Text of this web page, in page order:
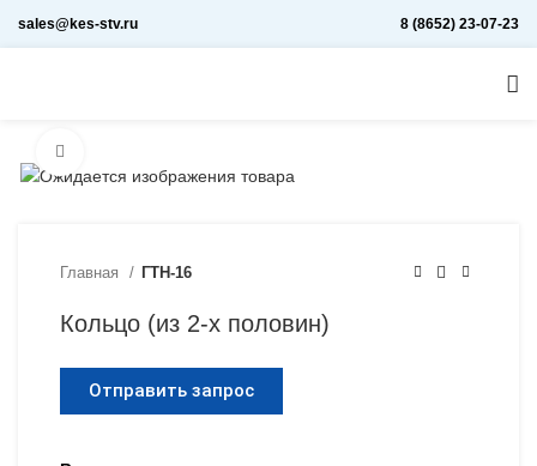
sales@kes-stv.ru 8 (8652) 23-07-23
Главная ГТН-16
Кольцо (из 2-х половин)
Отправить запрос